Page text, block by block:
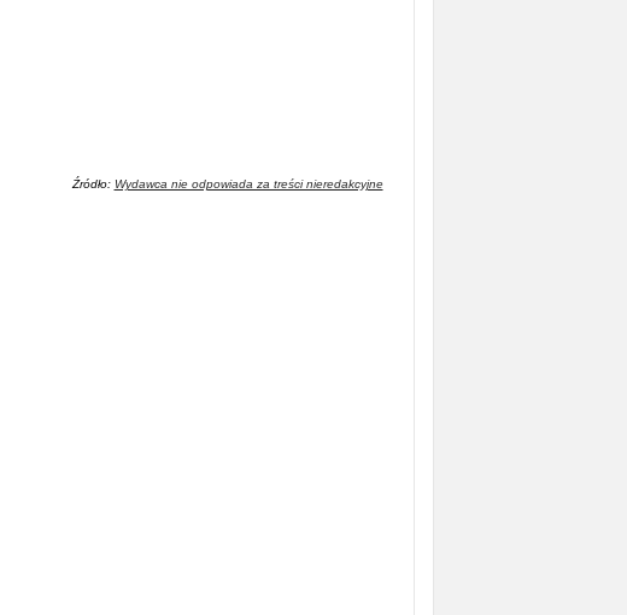
Źródło: Wydawca nie odpowiada za treści nieredakcyjne